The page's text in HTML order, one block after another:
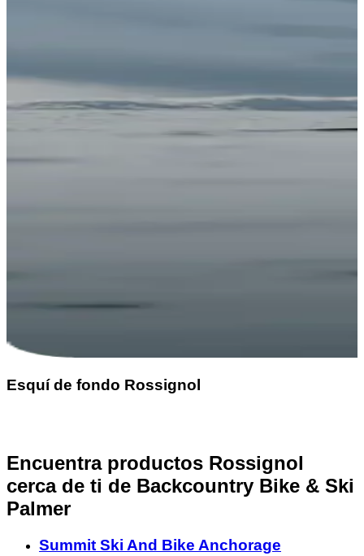
Esquí de fondo Rossignol
Encuentra productos Rossignol
cerca de ti de Backcountry Bike & Ski
Palmer
Summit Ski And Bike Anchorage